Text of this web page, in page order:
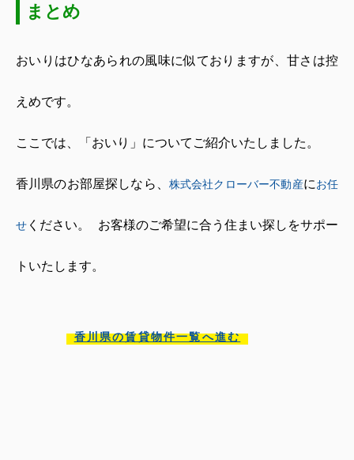
まとめ
おいりはひなあられの風味に似ておりますが、甘さは控
えめです。
ここでは、「おいり」についてご紹介いたしました。
香川県のお部屋探しなら、 株式会社クローバー不動産にお任
せ ください。 お客様のご希望に合う住まい探しをサポー
トいたします。
香川県の賃貸物件一覧へ進む